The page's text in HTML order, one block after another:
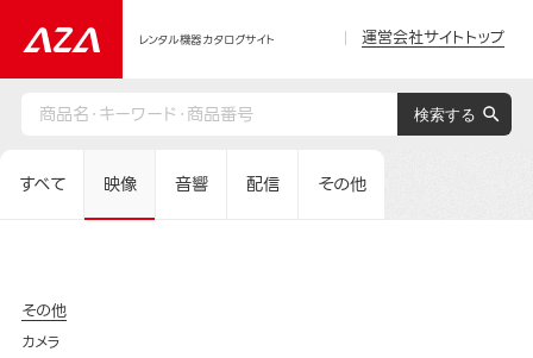
レンタル機器カタログサイト 運営会社サイトトップ
すべて 映像 音響 配信 その他
その他
カメラ